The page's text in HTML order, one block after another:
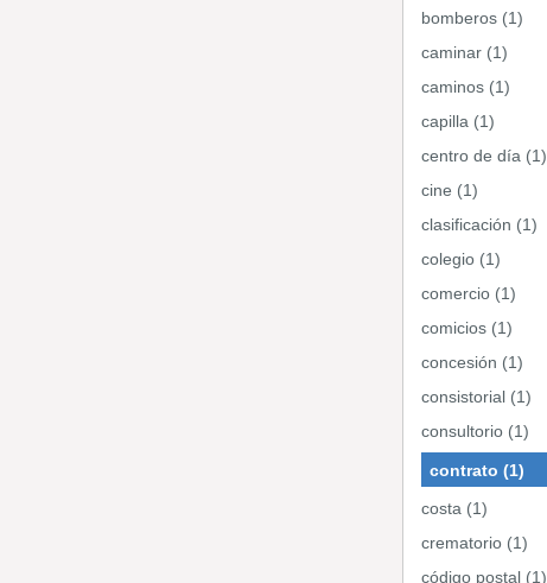
bomberos (1)
caminar (1)
caminos (1)
capilla (1)
centro de día (1)
cine (1)
clasificación (1)
colegio (1)
comercio (1)
comicios (1)
concesión (1)
consistorial (1)
consultorio (1)
contrato (1)
costa (1)
crematorio (1)
código postal (1)